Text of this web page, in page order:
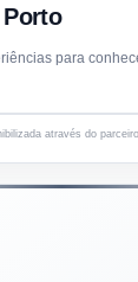
para
através do